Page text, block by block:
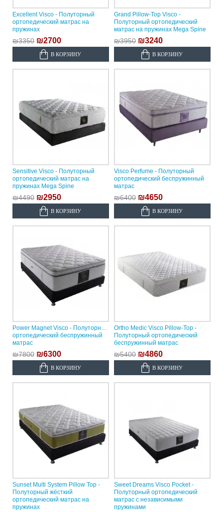
Excellent Visco - Полуторный
ортопедический матрас на
пружинах
₪3350 ₪2700
В КОРЗИНУ
Grand Pillow-Top Visco -
Полуторный ортопедический
матрас на пружинах Mega Spine
₪3950 ₪3240
В КОРЗИНУ
Sensitive Visco - Полуторный
ортопедический матрас на
пружинах Mega Spine
₪4490 ₪2950
В КОРЗИНУ
Visco Perfume - Полуторный
ортопедический беспружинный
матрас
₪6400 ₪4650
В КОРЗИНУ
Power Magnet Visco - Полуторный
ортопедический беспружинный
матрас
₪7800 ₪6300
В КОРЗИНУ
Ortho Medic Visco Pillow-Top -
Полуторный ортопедический
беспружинный матрас
₪5400 ₪4860
В КОРЗИНУ
Sunset Multi System Pillow Top -
Полуторный жёсткий
ортопедический матрас на
пружинах
Sweet Dreams Visco Pocket -
Полуторный ортопедический
матрас с независимыми
пружинами